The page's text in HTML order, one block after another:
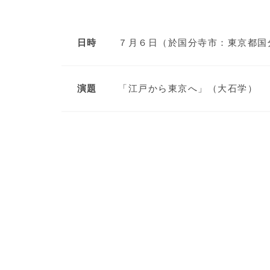
日時 ７月６日（於国分寺市：東京都国
演題 「江戸から東京へ」（大石学）